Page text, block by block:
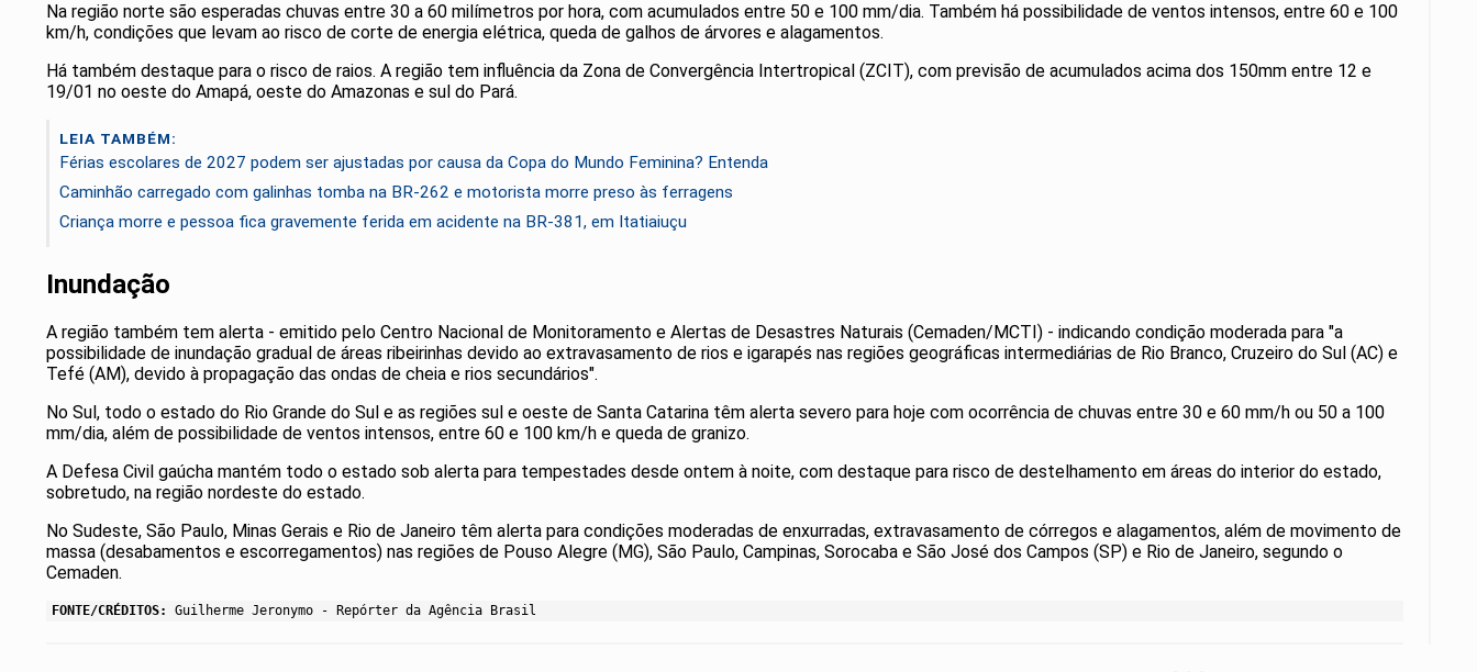
Na região norte são esperadas chuvas entre 30 a 60 milímetros por hora, com acumulados entre 50 e 100 mm/dia. Também há possibilidade de ventos intensos, entre 60 e 100
km/h, condições que levam ao risco de corte de energia elétrica, queda de galhos de árvores e alagamentos.
Há também destaque para o risco de raios. A região tem influência da Zona de Convergência Intertropical (ZCIT), com previsão de acumulados acima dos 150mm entre 12 e
19/01 no oeste do Amapá, oeste do Amazonas e sul do Pará.
LEIA TAMBÉM:
Férias escolares de 2027 podem ser ajustadas por causa da Copa do Mundo Feminina? Entenda
Caminhão carregado com galinhas tomba na BR-262 e motorista morre preso às ferragens
Criança morre e pessoa fica gravemente ferida em acidente na BR-381, em Itatiaiuçu
Inundação
A região também tem alerta - emitido pelo Centro Nacional de Monitoramento e Alertas de Desastres Naturais (Cemaden/MCTI) - indicando condição moderada para "a
possibilidade de inundação gradual de áreas ribeirinhas devido ao extravasamento de rios e igarapés nas regiões geográficas intermediárias de Rio Branco, Cruzeiro do Sul (AC) e
Tefé (AM), devido à propagação das ondas de cheia e rios secundários".
No Sul, todo o estado do Rio Grande do Sul e as regiões sul e oeste de Santa Catarina têm alerta severo para hoje com ocorrência de chuvas entre 30 e 60 mm/h ou 50 a 100
mm/dia, além de possibilidade de ventos intensos, entre 60 e 100 km/h e queda de granizo.
A Defesa Civil gaúcha mantém todo o estado sob alerta para tempestades desde ontem à noite, com destaque para risco de destelhamento em áreas do interior do estado,
sobretudo, na região nordeste do estado.
No Sudeste, São Paulo, Minas Gerais e Rio de Janeiro têm alerta para condições moderadas de enxurradas, extravasamento de córregos e alagamentos, além de movimento de
massa (desabamentos e escorregamentos) nas regiões de Pouso Alegre (MG), São Paulo, Campinas, Sorocaba e São José dos Campos (SP) e Rio de Janeiro, segundo o
Cemaden.
FONTE/CRÉDITOS: Guilherme Jeronymo - Repórter da Agência Brasil